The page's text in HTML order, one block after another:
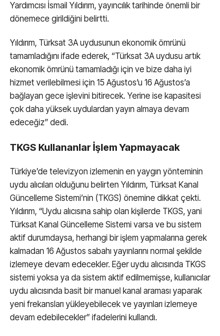
Yardımcısı İsmail Yıldırım, yayıncılık tarihinde önemli bir
dönemece girildiğini belirtti.
Yıldırım, Türksat 3A uydusunun ekonomik ömrünü
tamamladığını ifade ederek, “Türksat 3A uydusu artık
ekonomik ömrünü tamamladığı için ve bize daha iyi
hizmet verilebilmesi için 15 Ağustos’u 16 Ağustos’a
bağlayan gece işlevini bitirecek. Yerine ise kapasitesi
çok daha yüksek uydulardan yayın almaya devam
edeceğiz” dedi.
TKGS Kullananlar İşlem Yapmayacak
Türkiye’de televizyon izlemenin en yaygın yönteminin
uydu alıcıları olduğunu belirten Yıldırım, Türksat Kanal
Güncelleme Sistemi’nin (TKGS) önemine dikkat çekti.
Yıldırım, “Uydu alıcısına sahip olan kişilerde TKGS, yani
Türksat Kanal Güncelleme Sistemi varsa ve bu sistem
aktif durumdaysa, herhangi bir işlem yapmalarına gerek
kalmadan 16 Ağustos sabahı yayınlarını normal şekilde
izlemeye devam edecekler. Eğer uydu alıcısında TKGS
sistemi yoksa ya da sistem aktif edilmemişse, kullanıcılar
uydu alıcısında basit bir manuel kanal araması yaparak
yeni frekansları yükleyebilecek ve yayınları izlemeye
devam edebilecekler” ifadelerini kullandı.